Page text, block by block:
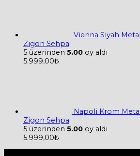
Vienna Siyah
Zigon Sehpa
5 üzerinden 5.00 oy aldı
5.999,00₺
Napoli Krom Metal
Zigon Sehpa
5 üzerinden 5.00 oy aldı
5.999,00₺